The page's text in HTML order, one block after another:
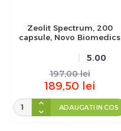
Zeolit Spectrum, 200
capsule, Novo Biomedics
5.00
197,00 lei
189,50 lei
ADAUGATI IN COS